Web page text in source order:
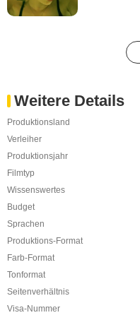
Weitere Details
Produktionsland
Verleiher
Produktionsjahr
Filmtyp
Wissenswertes
Budget
Sprachen
Produktions-Format
Farb-Format
Tonformat
Seitenverhältnis
Visa-Nummer